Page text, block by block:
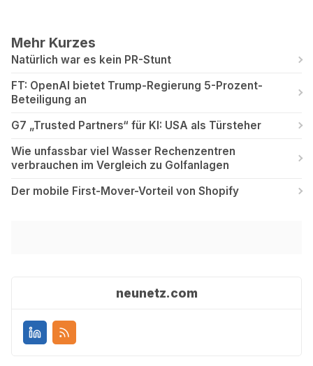
Mehr Kurzes
Natürlich war es kein PR-Stunt
FT: OpenAI bietet Trump-Regierung 5-Prozent-
Beteiligung an
G7 „Trusted Partners“ für KI: USA als Türsteher
Wie unfassbar viel Wasser Rechenzentren
verbrauchen im Vergleich zu Golfanlagen
Der mobile First-Mover-Vorteil von Shopify
neunetz.com